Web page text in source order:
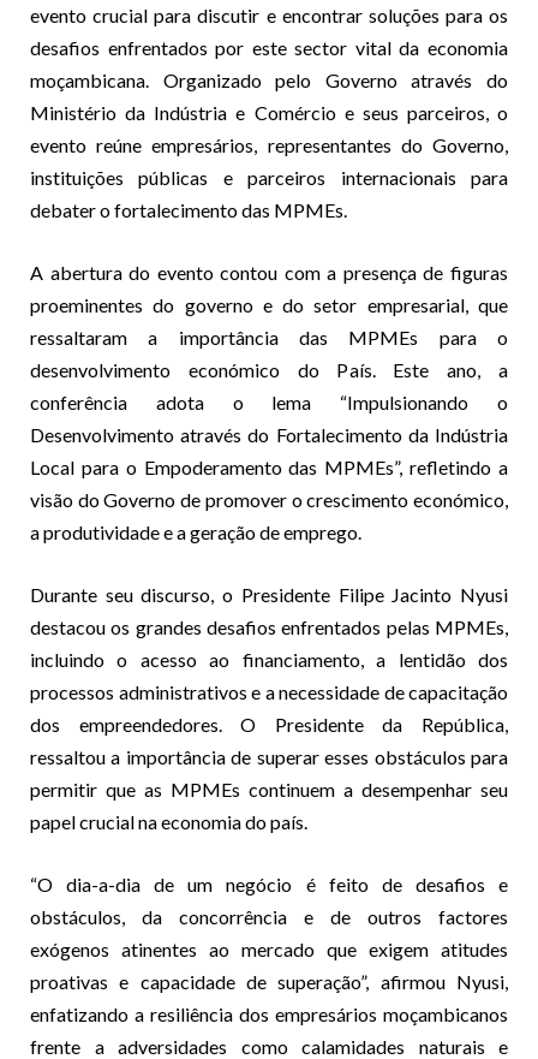
evento crucial para discutir e encontrar soluções para os
desafios enfrentados por este sector vital da economia
moçambicana. Organizado pelo Governo através do
Ministério da Indústria e Comércio e seus parceiros, o
evento reúne empresários, representantes do Governo,
instituições públicas e parceiros internacionais para
debater o fortalecimento das MPMEs.
A abertura do evento contou com a presença de figuras
proeminentes do governo e do setor empresarial, que
ressaltaram a importância das MPMEs para o
desenvolvimento económico do País. Este ano, a
conferência adota o lema “Impulsionando o
Desenvolvimento através do Fortalecimento da Indústria
Local para o Empoderamento das MPMEs”, refletindo a
visão do Governo de promover o crescimento económico,
a produtividade e a geração de emprego.
Durante seu discurso, o Presidente Filipe Jacinto Nyusi
destacou os grandes desafios enfrentados pelas MPMEs,
incluindo o acesso ao financiamento, a lentidão dos
processos administrativos e a necessidade de capacitação
dos empreendedores. O Presidente da República,
ressaltou a importância de superar esses obstáculos para
permitir que as MPMEs continuem a desempenhar seu
papel crucial na economia do país.
“O dia-a-dia de um negócio é feito de desafios e
obstáculos, da concorrência e de outros factores
exógenos atinentes ao mercado que exigem atitudes
proativas e capacidade de superação”, afirmou Nyusi,
enfatizando a resiliência dos empresários moçambicanos
frente a adversidades como calamidades naturais e